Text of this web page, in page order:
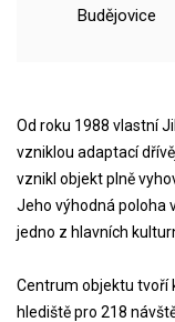
Budějovice
Od roku 1988 vlastní
vzniklou adaptací
vznikl objekt plně
Jeho výhodná poloha
jedno z hlavních
Centrum objektu tvoří
hlediště pro 218